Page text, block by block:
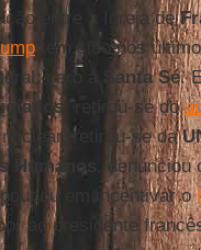
entre a Igreja de
tem sido nos
caro à
Santa Sé.
, retirou-se do
retirou-se da
Humanos
, denunciou
em incentivar o
ao presidente